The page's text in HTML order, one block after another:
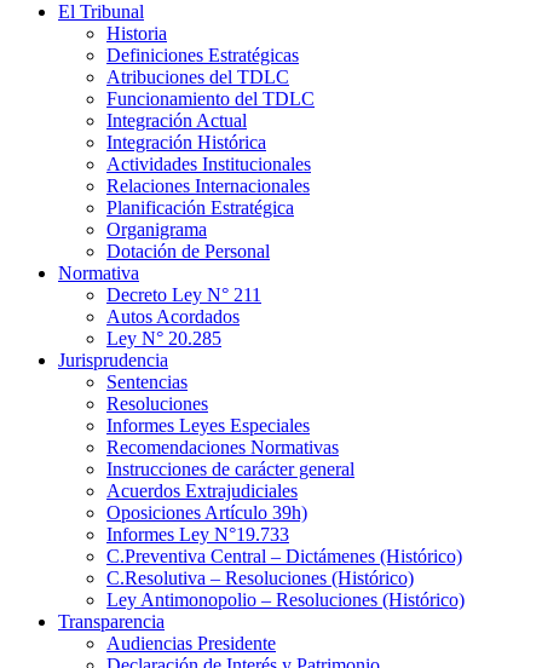
El Tribunal
Historia
Definiciones Estratégicas
Atribuciones del TDLC
Funcionamiento del TDLC
Integración Actual
Integración Histórica
Actividades Institucionales
Relaciones Internacionales
Planificación Estratégica
Organigrama
Dotación de Personal
Normativa
Decreto Ley N° 211
Autos Acordados
Ley N° 20.285
Jurisprudencia
Sentencias
Resoluciones
Informes Leyes Especiales
Recomendaciones Normativas
Instrucciones de carácter general
Acuerdos Extrajudiciales
Oposiciones Artículo 39h)
Informes Ley N°19.733
C.Preventiva Central – Dictámenes (Histórico)
C.Resolutiva – Resoluciones (Histórico)
Ley Antimonopolio – Resoluciones (Histórico)
Transparencia
Audiencias Presidente